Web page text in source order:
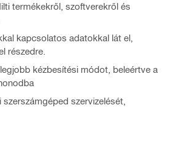
termékekről, szoftverekről és
kapcsolatos adatokkal lát el,
részedre.
kézbesítési módot, beleértve a
szervizelését,